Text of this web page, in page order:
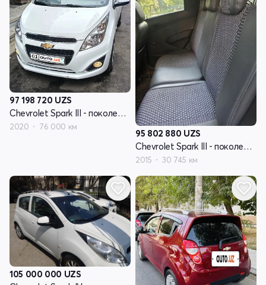
97 198 720 UZS
Chevrolet Spark III - поколение рестайлинг
2020 76 000 км
95 802 880 UZS
Chevrolet Spark III - поколение
2015 30 745 км
105 000 000 UZS